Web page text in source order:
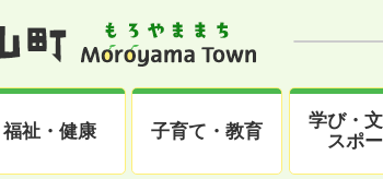
福祉・健康 子育て・教育
学び・文
スポ